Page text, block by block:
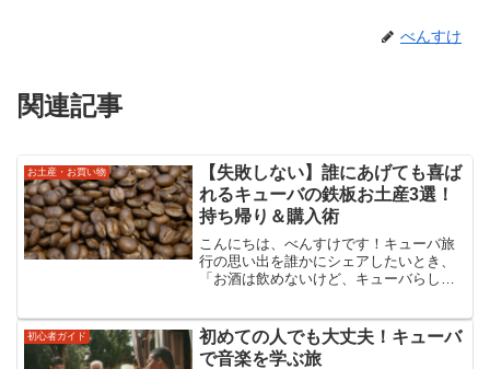
べんすけ
関連記事
お土産・お買い物
【失敗しない】誰にあげても喜ば
れるキューバの鉄板お土産3選！
持ち帰り＆購入術
こんにちは、べんすけです！キューバ旅
行の思い出を誰かにシェアしたいとき、
「お酒は飲めないけど、キューバらしい
を問わず万人受けするキューバの「定
番・非嗜好品」に焦点を当て...
初心者ガイド
初めての人でも大丈夫！キューバ
で音楽を学ぶ旅